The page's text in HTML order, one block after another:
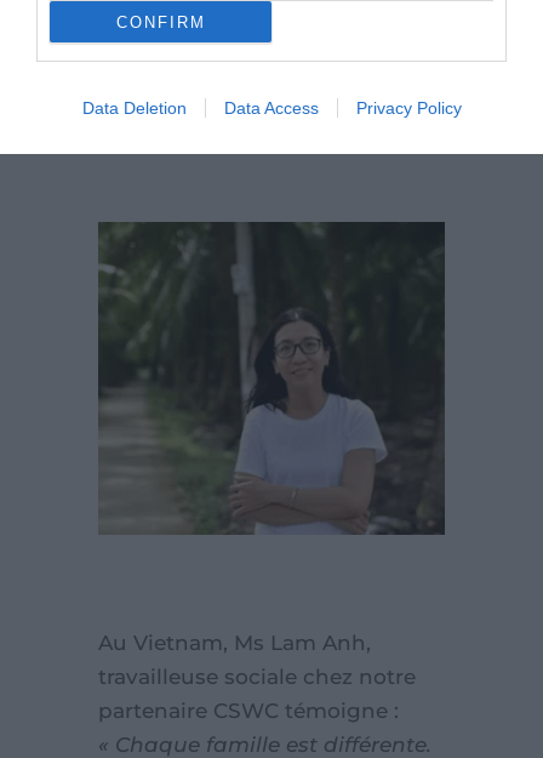
CONFIRM
Data Deletion Data Access Privacy Policy
confiance avec les familles
adaptation à chaque situation
locaux
Au Vietnam, Ms Lam Anh,
travailleuse sociale chez notre
partenaire CSWC témoigne :
« Chaque famille est différente.